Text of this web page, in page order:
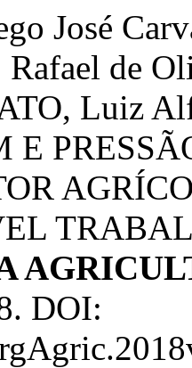
José
de
Luiz
E
DOI: